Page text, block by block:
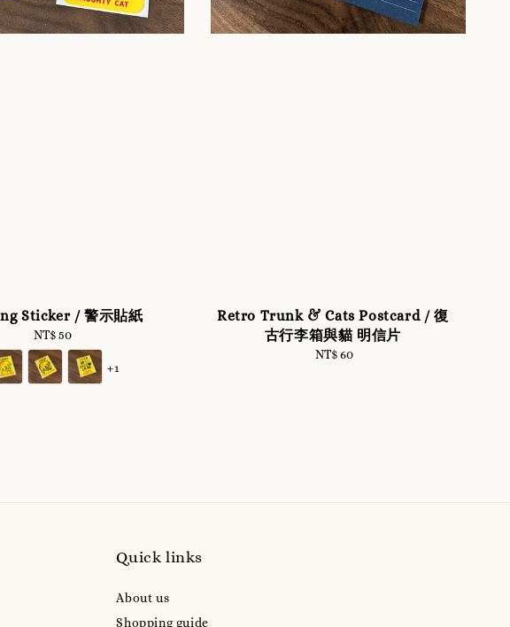
Sticker / 警示貼紙
Regular
price
NT$ 50
+1
Retro Trunk & Cats Postcard / 復
古行李箱與貓 明信片
Regular
NT$ 60
Quick links
About us
Shopping guide